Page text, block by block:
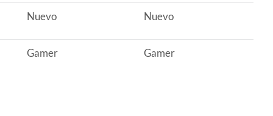
Nuevo Nuevo
Gamer Gamer